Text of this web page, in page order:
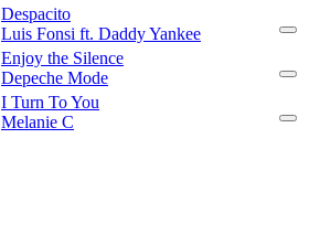
Despacito
Luis Fonsi ft. Daddy Yankee
Enjoy the Silence
Depeche Mode
I Turn To You
Melanie C